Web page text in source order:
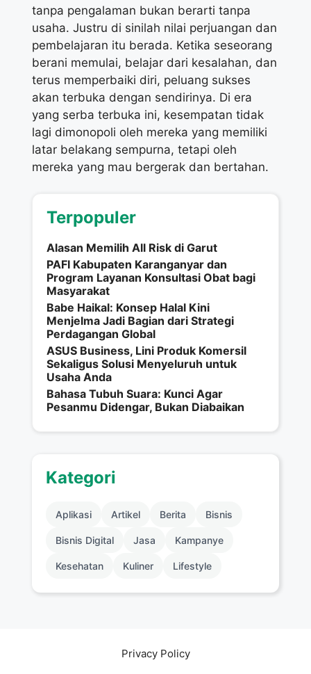
tanpa pengalaman bukan berarti tanpa
usaha. Justru di sinilah nilai perjuangan dan
pembelajaran itu berada. Ketika seseorang
berani memulai, belajar dari kesalahan, dan
terus memperbaiki diri, peluang sukses
akan terbuka dengan sendirinya. Di era
yang serba terbuka ini, kesempatan tidak
lagi dimonopoli oleh mereka yang memiliki
latar belakang sempurna, tetapi oleh
mereka yang mau bergerak dan bertahan.
Terpopuler
Alasan Memilih All Risk di Garut
PAFI Kabupaten Karanganyar dan
Program Layanan Konsultasi Obat bagi
Masyarakat
Babe Haikal: Konsep Halal Kini
Menjelma Jadi Bagian dari Strategi
Perdagangan Global
ASUS Business, Lini Produk Komersil
Sekaligus Solusi Menyeluruh untuk
Usaha Anda
Bahasa Tubuh Suara: Kunci Agar
Pesanmu Didengar, Bukan Diabaikan
Kategori
Aplikasi Artikel Berita Bisnis
Bisnis Digital Jasa Kampanye
Kesehatan Kuliner Lifestyle
Privacy Policy